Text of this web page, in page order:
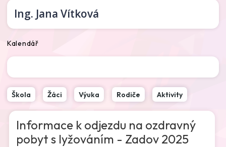
Ing. Jana Vítková
Kalendář
Škola Žáci Výuka Rodiče Aktivity
Informace k odjezdu na ozdravný
pobyt s lyžováním - Zadov 2025